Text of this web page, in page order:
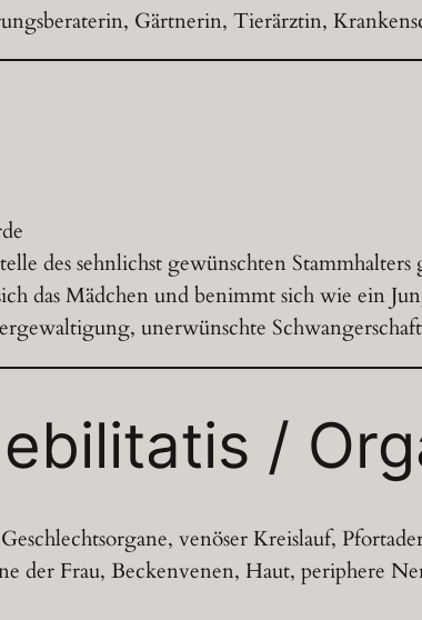
Gärtnerin, Tierärztin,
des sehnlichst gewünschten
das Mädchen und benimmt sich wie ein
unerwünschte
/
venöser Kreislauf,
der Frau, Beckenvenen, Haut, periphere